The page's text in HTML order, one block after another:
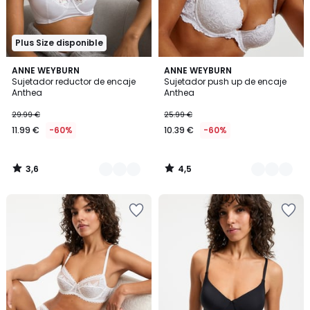
Plus Size disponible
ANNE WEYBURN
Sujetador reductor de encaje
Anthea
29.99 €
11.99 € -60%
3,6
/ 5
2
Colores
3,6
/
ANNE WEYBURN
Sujetador push up de encaje
Anthea
25.99 €
10.39 € -60%
4,5
/ 5
3
Colores
4,5
/